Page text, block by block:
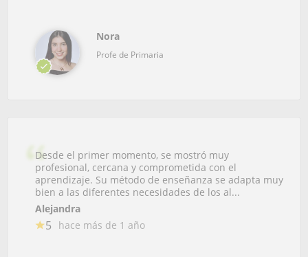
Nora
Profe de Primaria
Desde el primer momento, se mostró muy
profesional, cercana y comprometida con el
aprendizaje. Su método de enseñanza se adapta muy
bien a las diferentes necesidades de los al...
Alejandra
5 hace más de 1 año